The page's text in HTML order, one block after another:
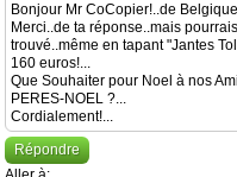
Bonjour Mr CoCopier!..de
Merci..de ta réponse..mais
trouvé..même en tapant "Jantes
160 euros!...
Que Souhaiter pour Noel à nos
PERES-NOEL ?...
Cordialement!...
Répondre